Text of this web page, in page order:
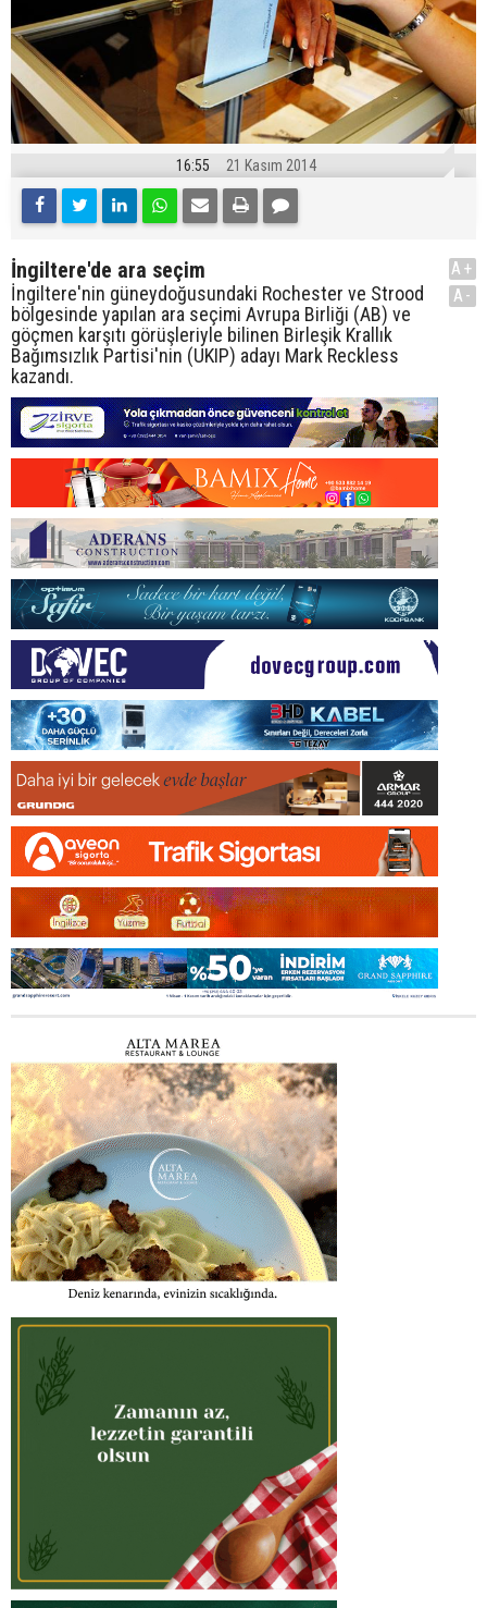
16:55 21 Kasım 2014
İngiltere'de ara seçim
İngiltere'nin güneydoğusundaki Rochester ve Strood
bölgesinde yapılan ara seçimi Avrupa Birliği (AB) ve
göçmen karşıtı görüşleriyle bilinen Birleşik Krallık
Bağımsızlık Partisi'nin (UKIP) adayı Mark Reckless
kazandı.
A+
A-